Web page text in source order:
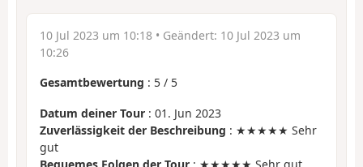
10 Jul 2023 um 10:18 • Geändert: 10 Jul 2023 um
10:26
Gesamtbewertung : 5 / 5
Datum deiner Tour : 01. Jun 2023
Zuverlässigkeit der Beschreibung : ★★★★★ Sehr
gut